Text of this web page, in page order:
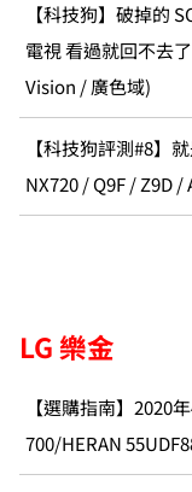
【科技狗】破掉的
電視 看過就回不去
Vision / 廣色域)
【科技狗評測#8】
NX720 / Q9F / Z9D /
LG 樂金
【選購指南】2020
700/HERAN